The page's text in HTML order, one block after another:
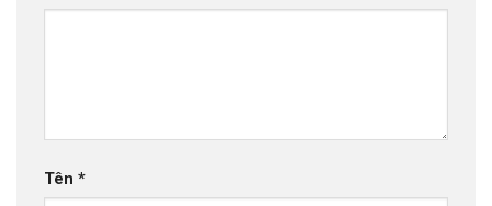
Tên *